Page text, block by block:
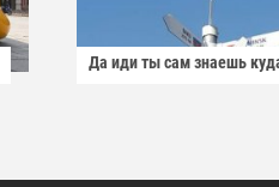
Да иди ты сам знаешь